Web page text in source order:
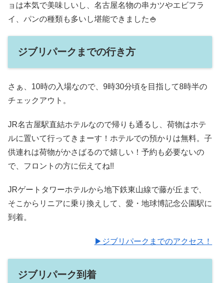
ョは本気で美味しいし、名古屋名物の串カツやエビフラ
イ、パンの種類も多いし堪能できました🍚
ジブリパークまでの行き方
さぁ、10時の入場なので、9時30分頃を目指して8時半の
チェックアウト。
JR名古屋駅直結ホテルなので帰りも通るし、荷物はホテ
ルに置いて行ってきまーす！ホテルでの預かりは無料。子
供連れは荷物がかさばるので嬉しい！予約も必要ないの
で、フロントの方に伝えてね!!
JRゲートタワーホテルから地下鉄東山線で藤が丘まで、
そこからリニアに乗り換えして、愛・地球博記念公園駅に
到着。
▶ジブリパークまでのアクセス！
ジブリパーク到着